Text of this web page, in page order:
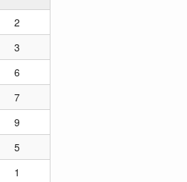
2
3
6
7
9
5
1